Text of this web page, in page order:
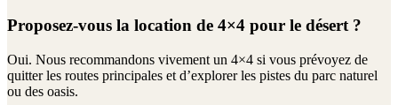
Proposez-vous la location de 4×4 pour le désert ?
Oui. Nous recommandons vivement un 4×4 si vous prévoyez de
quitter les routes principales et d’explorer les pistes du parc naturel
ou des oasis.